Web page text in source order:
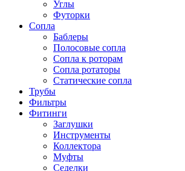
Углы
Футорки
Сопла
Баблеры
Полосовые сопла
Сопла к роторам
Сопла ротаторы
Статические сопла
Трубы
Фильтры
Фитинги
Заглушки
Инструменты
Коллектора
Муфты
Седелки